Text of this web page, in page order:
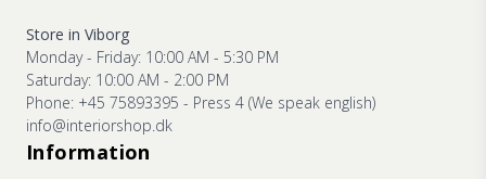
Store in Viborg
Monday - Friday: 10:00 AM - 5:30 PM
Saturday: 10:00 AM - 2:00 PM
Phone: +45 75893395 - Press 4 (We speak english)
info@interiorshop.dk
Information